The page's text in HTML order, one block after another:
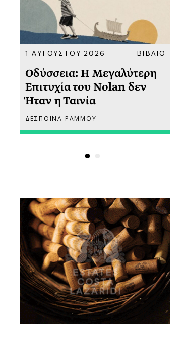
1 ΑΥΓΟΥΣΤΟΥ 2026 ΒΙΒΛΙΟ
Οδύσσεια: Η Μεγαλύτερη
Επιτυχία του Nolan δεν
Ήταν η Ταινία
ΔΕΣΠΟΙΝΑ ΡΑΜΜΟΥ